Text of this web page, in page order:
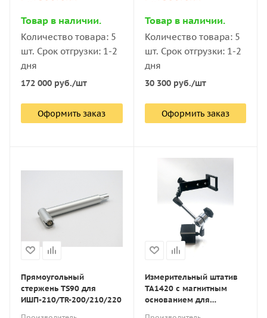
Товар в наличии.
Количество товара: 5
шт. Срок отгрузки: 1-2
дня
172 000 руб./шт
Оформить заказ
Товар в наличии.
Количество товара: 5
шт. Срок отгрузки: 1-2
дня
30 300руб./шт
Оформить заказ
Прямоугольный
стержень TS90 для
ИШП-210/TR-200/210/220
Измерительный штатив
ТА1420 с магнитным
основанием для